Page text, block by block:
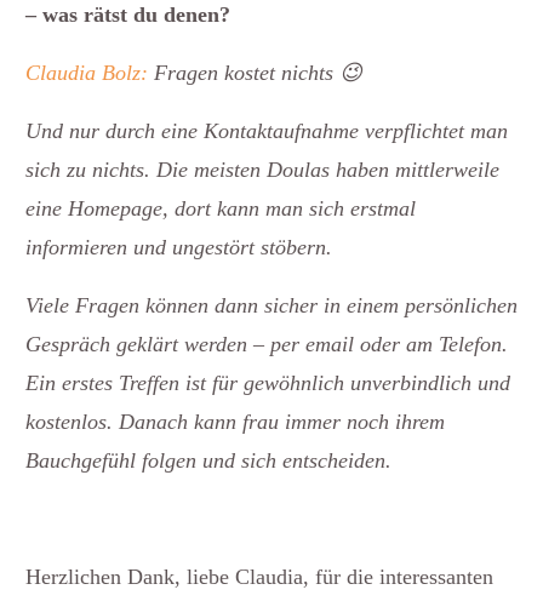
– was rätst du denen?
Claudia Bolz: Fragen kostet nichts 😉
Und nur durch eine Kontaktaufnahme verpflichtet man
sich zu nichts. Die meisten Doulas haben mittlerweile
eine Homepage, dort kann man sich erstmal
informieren und ungestört stöbern.
Viele Fragen können dann sicher in einem persönlichen
Gespräch geklärt werden – per email oder am Telefon.
Ein erstes Treffen ist für gewöhnlich unverbindlich und
kostenlos. Danach kann frau immer noch ihrem
Bauchgefühl folgen und sich entscheiden.
Herzlichen Dank, liebe Claudia, für die interessanten